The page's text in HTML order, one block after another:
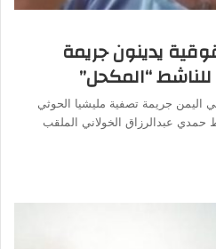
يدينون جريمة
“المكحل”
اليمن جريمة تصفية مليشيا الحوثي
حمدي عبدالرزاق الخولاني الملقب